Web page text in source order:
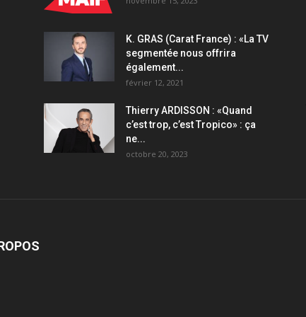
K. GRAS (Carat France) : «La TV
segmentée nous offrira
également...
février 12, 2021
Thierry ARDISSON : «Quand
c’est trop, c’est Tropico» : ça
ne...
octobre 20, 2023